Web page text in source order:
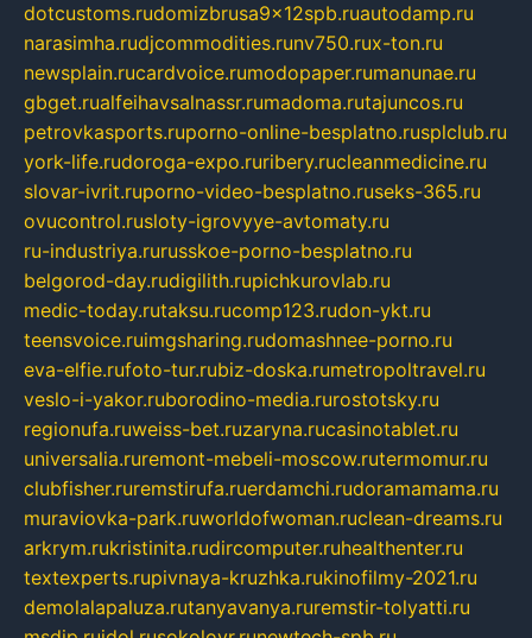
dotcustoms.rudomizbrusa9x12spb.ruautodamp.ru
narasimha.rudjcommodities.runv750.rux-ton.ru
newsplain.rucardvoice.rumodopaper.rumanunae.ru
gbget.rualfeihavsalnassr.rumadoma.rutajuncos.ru
petrovkasports.ruporno-online-besplatno.rusplclub.ru
york-life.rudoroga-expo.ruribery.rucleanmedicine.ru
slovar-ivrit.ruporno-video-besplatno.ruseks-365.ru
ovucontrol.rusloty-igrovyye-avtomaty.ru
ru-industriya.rurusskoe-porno-besplatno.ru
belgorod-day.rudigilith.rupichkurovlab.ru
medic-today.rutaksu.rucomp123.rudon-ykt.ru
teensvoice.ruimgsharing.rudomashnee-porno.ru
eva-elfie.rufoto-tur.rubiz-doska.rumetropoltravel.ru
veslo-i-yakor.ruborodino-media.rurostotsky.ru
regionufa.ruweiss-bet.ruzaryna.rucasinotablet.ru
universalia.ruremont-mebeli-moscow.rutermomur.ru
clubfisher.ruremstirufa.ruerdamchi.rudoramamama.ru
muraviovka-park.ruworldofwoman.ruclean-dreams.ru
arkrym.rukristinita.rudircomputer.ruhealthenter.ru
textexperts.rupivnaya-kruzhka.rukinofilmy-2021.ru
demolalapaluza.rutanyavanya.ruremstir-tolyatti.ru